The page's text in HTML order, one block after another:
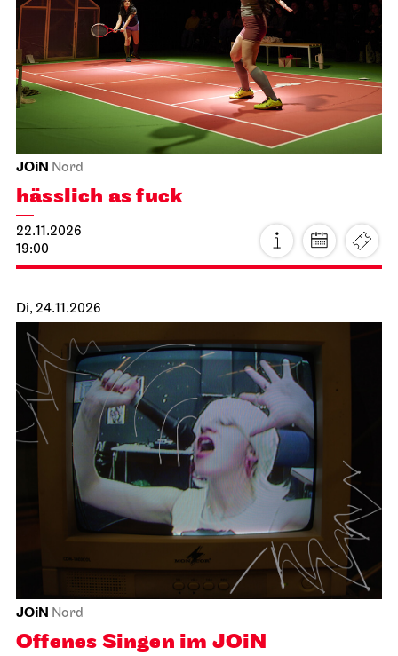
JOiN Nord
hässlich as fuck
22.11.2026
19:00
Di, 24.11.2026
JOiN Nord
Offenes Singen im JOiN